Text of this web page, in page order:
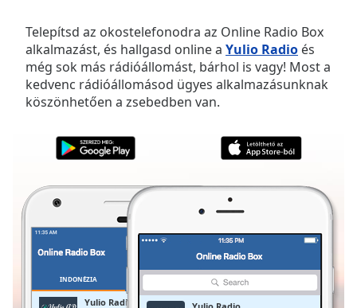
Skip
Backward
Skip
Forward
Mute
Current
Duration-:-
0.00%
Stream
TypeLIVE
Seek to
LIVE
Telepítsd az okostelefonodra az Online Radio Box
alkalmazást, és hallgasd online a Yulio Radio és
még sok más rádióállomást, bárhol is vagy! Most a
kedvenc rádióállomásod ügyes alkalmazásunknak
köszönhetően a zsebedben van.
INDONÉZIA
Yulio Radio